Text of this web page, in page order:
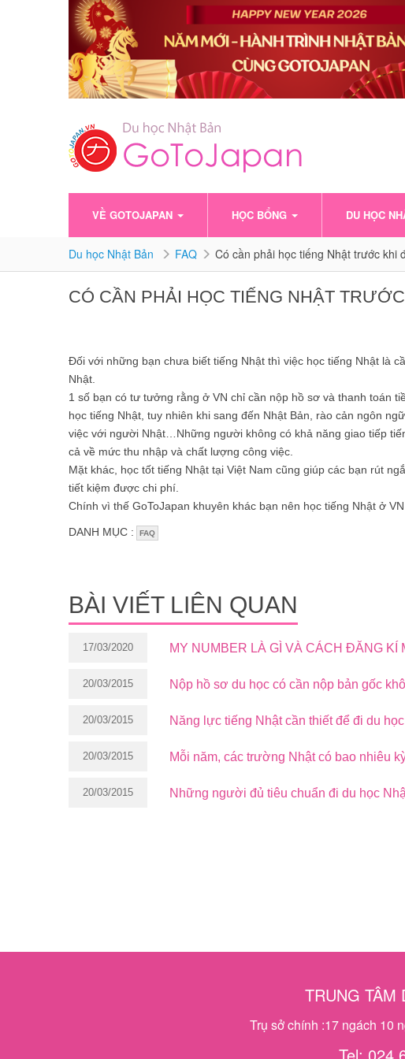
VỀ GOTOJAPAN HỌC BỔNG DU HỌC
Du học Nhật Bản FAQ Có cần phải học tiếng Nhật trước khi
CÓ CẦN PHẢI HỌC TIẾNG NHẬT
Đối với những bạn chưa biết tiếng Nhật thì việc học tiếng Nhật là
Nhật.
1 số bạn có tư tưởng rằng ở VN chỉ cần nộp hồ sơ và thanh toán
học tiếng Nhật, tuy nhiên khi sang đến Nhật Bản, rào cản ngôn
việc với người Nhật…Những người không có khả năng giao tiếp
cả về mức thu nhập và chất lượng công việc.
Mặt khác, học tốt tiếng Nhật tại Việt Nam cũng giúp các bạn rút
tiết kiệm được chi phí.
Chính vì thế GoToJapan khuyên khác bạn nên học tiếng Nhật ở
DANH MỤC : FAQ
BÀI VIẾT LIÊN QUAN
17/03/2020 MY NUMBER LÀ GÌ VÀ CÁCH ĐĂNG KÍ
20/03/2015 Nộp hồ sơ du học có cần nộp bản gốc
20/03/2015 Năng lực tiếng Nhật cần thiết để đi du
20/03/2015 Mỗi năm, các trường Nhật có bao nhiêu
20/03/2015 Những người đủ tiêu chuẩn đi du học
TRUNG TÂM
Trụ sở chính :17 ngách 10